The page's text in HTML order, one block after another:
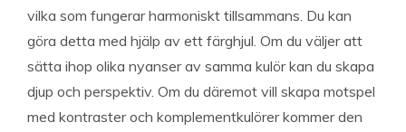
vilka som fungerar harmoniskt tillsammans. Du kan
göra detta med hjälp av ett färghjul. Om du väljer att
sätta ihop olika nyanser av samma kulör kan du skapa
djup och perspektiv. Om du däremot vill skapa motspel
med kontraster och komplementkulörer kommer den